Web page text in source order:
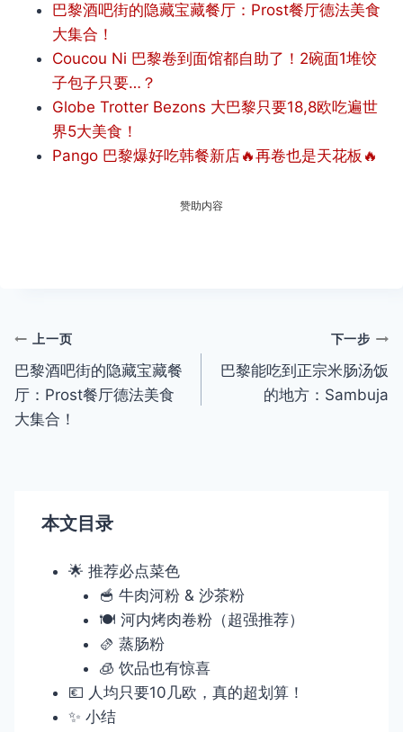
巴黎酒吧街的隐藏宝藏餐厅：Prost餐厅德法美食
大集合！
Coucou Ni 巴黎卷到面馆都自助了！2碗面1堆饺
子包子只要…？
Globe Trotter Bezons 大巴黎只要18,8欧吃遍世
界5大美食！
Pango 巴黎爆好吃韩餐新店🔥再卷也是天花板🔥
赞助内容
文
章
导
上一页
巴黎酒吧街的隐藏宝藏餐
厅：Prost餐厅德法美食
大集合！
下一步
巴黎能吃到正宗米肠汤饭
的地方：Sambuja
本文目录
🌟 推荐必点菜色
🥣 牛肉河粉 & 沙茶粉
🍽 河内烤肉卷粉（超强推荐）
🫔 蒸肠粉
🧊 饮品也有惊喜
💶 人均只要10几欧，真的超划算！
✨ 小结